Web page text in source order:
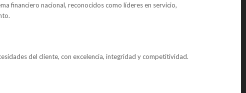
financiero nacional, reconocidos como líderes en servicio,
del cliente, con excelencia, integridad y competitividad.